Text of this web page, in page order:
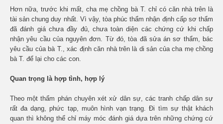
Hơn nữa, trước khi mất, cha mẹ chồng bà T. chỉ có căn nhà trên là
tài sản chung duy nhất. Vì vậy, tòa phúc thẩm nhận định cấp sơ thẩm
đã đánh giá chưa đầy đủ, chưa toàn diện các chứng cứ khi chấp
nhận yêu cầu của nguyên đơn. Từ đó, tòa đã sửa án sơ thẩm, bác
yêu cầu của bà T., xác định căn nhà trên là di sản của cha mẹ chồng
bà T. để lại cho các con.
Quan trọng là hợp tình, hợp lý
Theo một thẩm phán chuyên xét xử dân sự, các tranh chấp dân sự
rất đa dạng, phức tạp, muôn hình vạn trạng. Đi tìm sự thật khách
quan thì không thể chỉ máy móc đánh giá dựa trên những chứng cứ